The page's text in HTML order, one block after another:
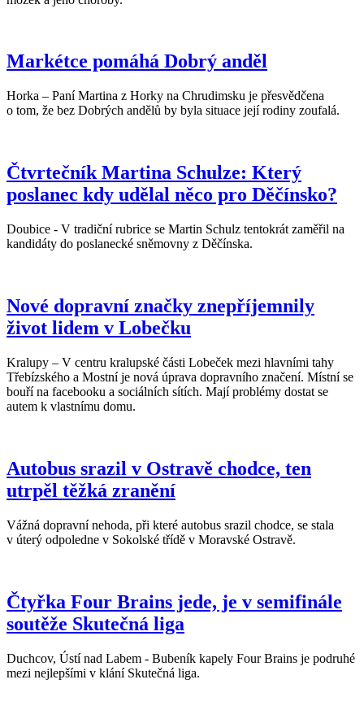
Markétce pomáhá Dobrý anděl
Horka – Paní Martina z Horky na Chrudimsku je přesvědčena
o tom, že bez Dobrých andělů by byla situace její rodiny zoufalá.
Čtvrtečník Martina Schulze: Který
poslanec kdy udělal něco pro Děčínsko?
Doubice - V tradiční rubrice se Martin Schulz tentokrát zaměřil na
kandidáty do poslanecké sněmovny z Děčínska.
Nové dopravní značky znepříjemnily
život lidem v Lobečku
Kralupy – V centru kralupské části Lobeček mezi hlavními tahy
Třebízského a Mostní je nová úprava dopravního značení. Místní se
bouří na facebooku a sociálních sítích. Mají problémy dostat se
autem k vlastnímu domu.
Autobus srazil v Ostravě chodce, ten
utrpěl těžká zranění
Vážná dopravní nehoda, při které autobus srazil chodce, se stala
v úterý odpoledne v Sokolské třídě v Moravské Ostravě.
Čtyřka Four Brains jede, je v semifinále
soutěže Skutečná liga
Duchcov, Ústí nad Labem - Bubeník kapely Four Brains je podruhé
mezi nejlepšími v klání Skutečná liga.